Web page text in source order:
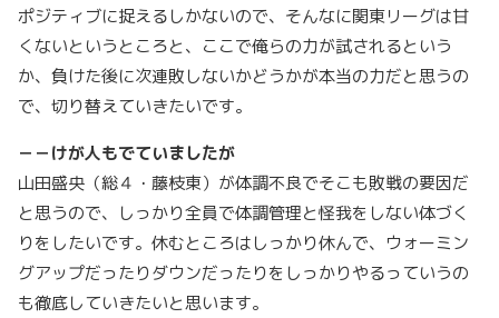
ポジティブに捉えるしかないので、そんなに関東リーグは甘
くないというところと、ここで俺らの力が試されるという
か、負けた後に次連敗しないかどうかが本当の力だと思うの
で、切り替えていきたいです。
－－けが人もでていましたが
山田盛央（総４・藤枝東）が体調不良でそこも敗戦の要因だ
と思うので、しっかり全員で体調管理と怪我をしない体づく
りをしたいです。休むところはしっかり休んで、ウォーミン
グアップだったりダウンだったりをしっかりやるっていうの
も徹底していきたいと思います。